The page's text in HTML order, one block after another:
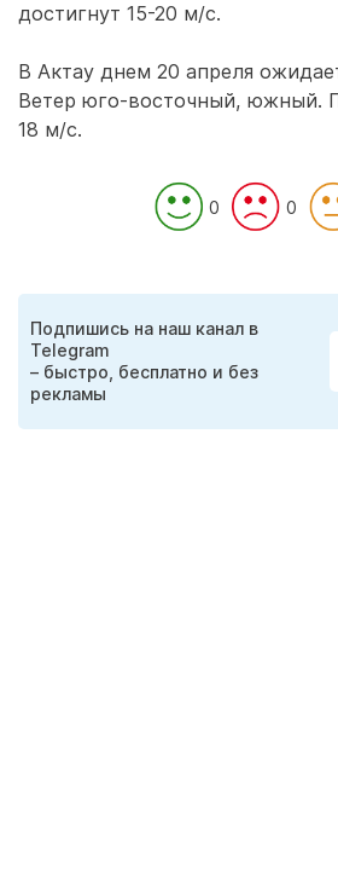
достигнут 15-20 м/с.
В Актау днем 20 апреля
Ветер юго-восточный, южный.
18 м/с.
0 0
Подпишись на наш канал в
Telegram
– быстро, бесплатно и без
рекламы